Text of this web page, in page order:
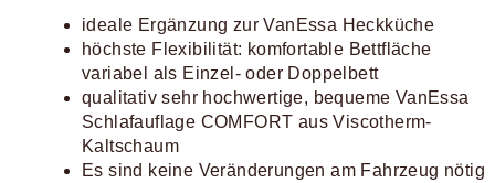
ideale Ergänzung zur VanEssa Heckküche
höchste Flexibilität: komfortable Bettfläche
variabel als Einzel- oder Doppelbett
qualitativ sehr hochwertige, bequeme VanEssa
Schlafauflage COMFORT aus Viscotherm-
Kaltschaum
Es sind keine Veränderungen am Fahrzeug nötig